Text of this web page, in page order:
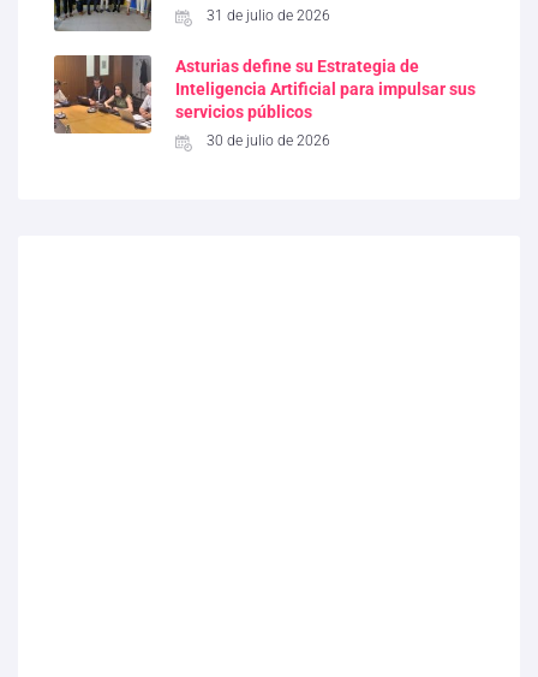
31 de julio de 2026
Asturias define su Estrategia de
Inteligencia Artificial para impulsar sus
servicios públicos
30 de julio de 2026